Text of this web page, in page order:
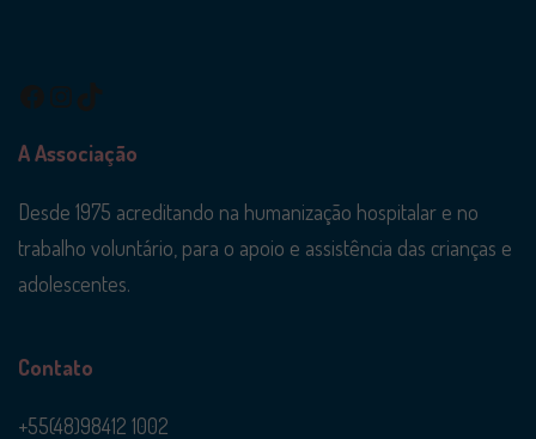
A Associação
Desde 1975 acreditando na humanização hospitalar e no
trabalho voluntário, para o apoio e assistência das crianças e
adolescentes.
Contato
+55(48)98412 1002